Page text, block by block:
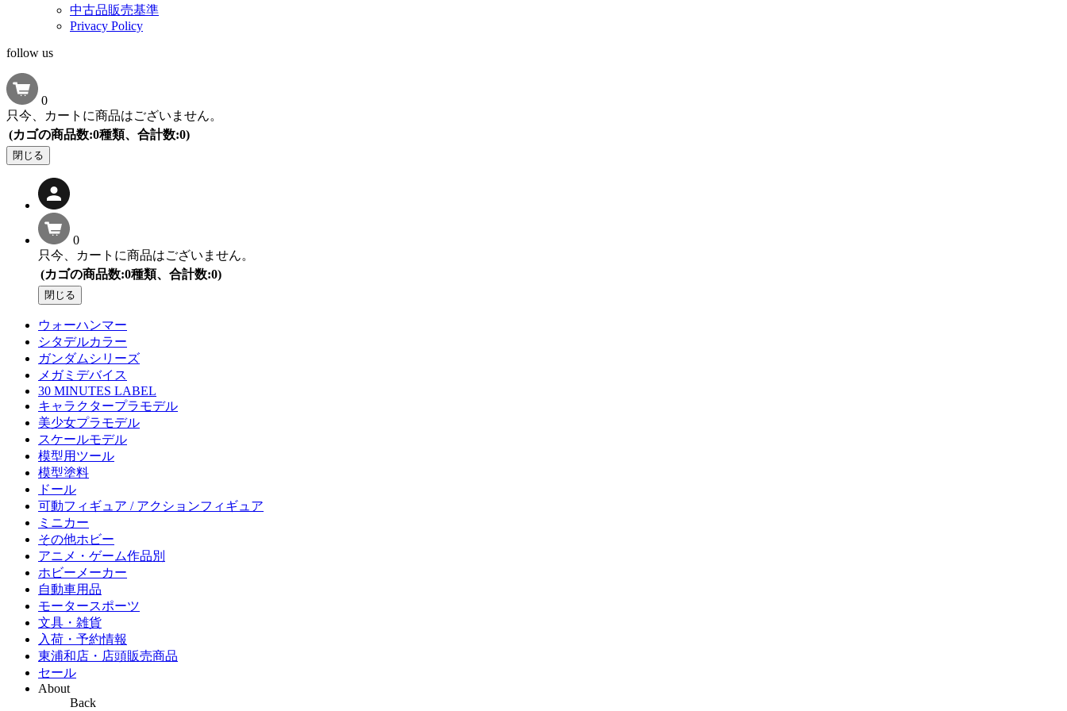
中古品販売基準
Privacy Policy
follow us
0
只今、カートに商品はございません。
(カゴの商品数:0種類、合計数:0)
閉じる
0
只今、カートに商品はございません。
(カゴの商品数:0種類、合計数:0)
閉じる
ウォーハンマー
シタデルカラー
ガンダムシリーズ
メガミデバイス
30 MINUTES LABEL
キャラクタープラモデル
美少女プラモデル
スケールモデル
模型用ツール
模型塗料
ドール
可動フィギュア / アクションフィギュア
ミニカー
その他ホビー
アニメ・ゲーム作品別
ホビーメーカー
自動車用品
モータースポーツ
文具・雑貨
入荷・予約情報
東浦和店・店頭販売商品
セール
About
Back